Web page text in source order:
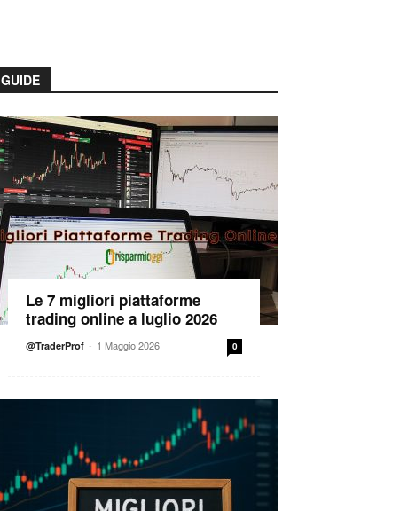
GUIDE
Le 7 migliori piattaforme
trading online a luglio 2026
@TraderProf - 1 Maggio 2026 0